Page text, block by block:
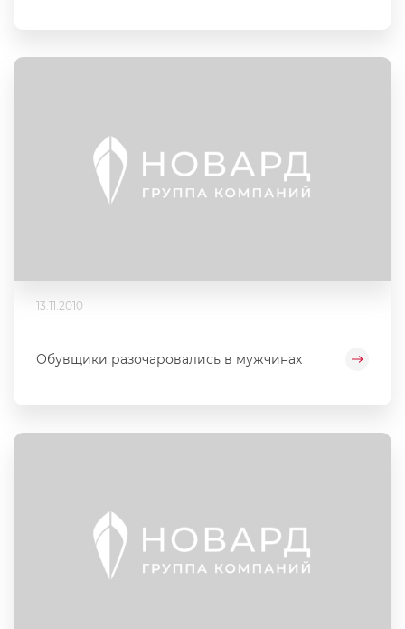
13.11.2010
Обувщики разочаровались в мужчинах